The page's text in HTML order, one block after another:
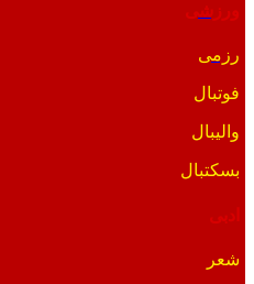
ورزشی
رزمی
فوتبال
والیبال
بسکتبال
ادبی
شعر